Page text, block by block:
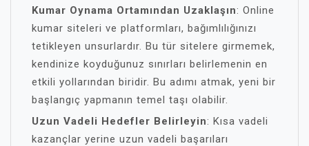
Kumar Oynama Ortamından Uzaklaşın: Online
kumar siteleri ve platformları, bağımlılığınızı
tetikleyen unsurlardır. Bu tür sitelere girmemek,
kendinize koyduğunuz sınırları belirlemenin en
etkili yollarından biridir. Bu adımı atmak, yeni bir
başlangıç yapmanın temel taşı olabilir.
Uzun Vadeli Hedefler Belirleyin: Kısa vadeli
kazançlar yerine uzun vadeli başarıları